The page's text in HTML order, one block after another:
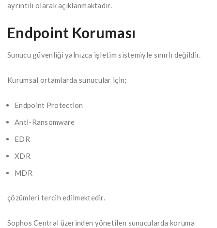
ayrıntılı olarak açıklanmaktadır.
Endpoint Koruması
Sunucu güvenliği yalnızca işletim sistemiyle sınırlı değildir.
Kurumsal ortamlarda sunucular için;
Endpoint Protection
Anti-Ransomware
EDR
XDR
MDR
çözümleri tercih edilmektedir.
Sophos Central üzerinden yönetilen sunucularda koruma